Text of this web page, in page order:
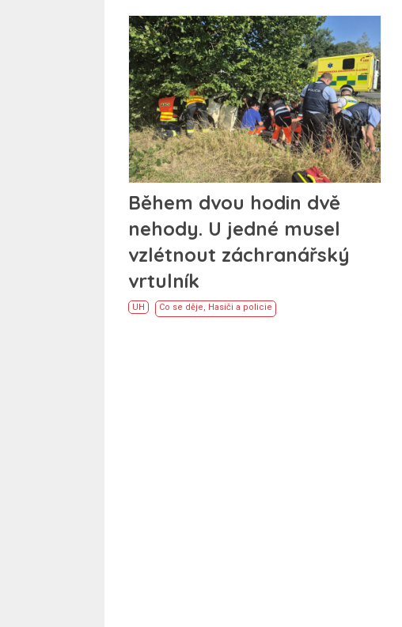
Během dvou hodin dvě
nehody. U jedné musel
vzlétnout záchranářský
vrtulník
UH Co se děje, Hasiči a policie